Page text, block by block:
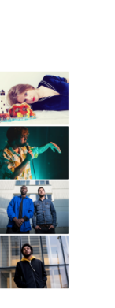
l’ivoire du rock
In Tennessee »
2026